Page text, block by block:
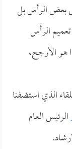
بعض الرأس بل
الرأس
هو الأرجح،
الذي استضفنا
الرئيس العام